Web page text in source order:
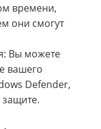
времени,
они смогут
Вы можете
вашего
Defender,